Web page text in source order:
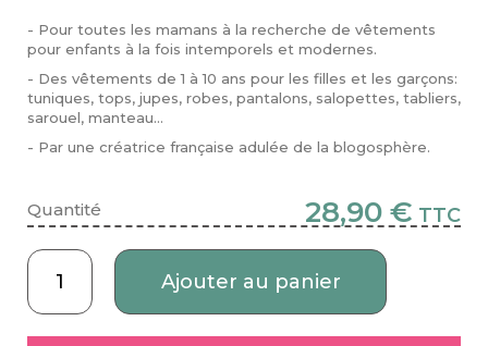
- Pour toutes les mamans à la recherche de vêtements
pour enfants à la fois intemporels et modernes.
- Des vêtements de 1 à 10 ans pour les filles et les garçons:
tuniques, tops, jupes, robes, pantalons, salopettes, tabliers,
sarouel, manteau...
- Par une créatrice française adulée de la blogosphère.
Quantité 28,90 € TTC
Ajouter au panier